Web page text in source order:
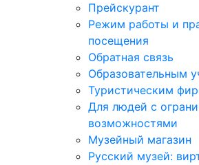
Прейскурант
Режим работы и
посещения
Обратная связь
Образовательным
Туристическим
Для людей с
возможностями
Музейный магазин
Русский музей: